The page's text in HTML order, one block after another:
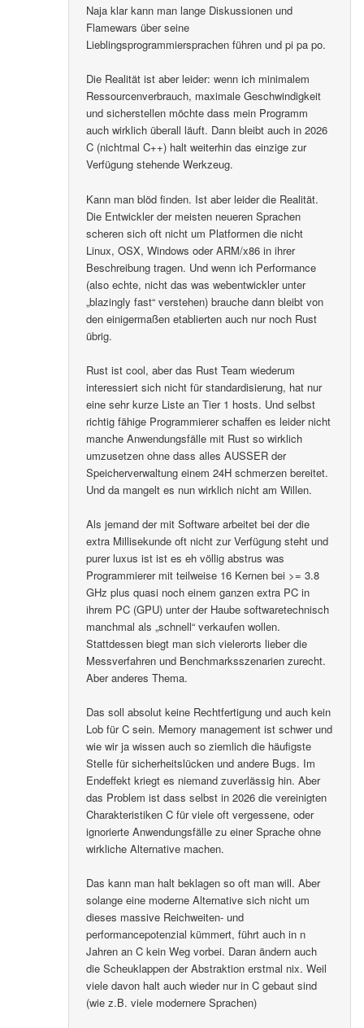
Naja klar kann man lange Diskussionen und
Flamewars über seine
Lieblingsprogrammiersprachen führen und pi pa po.
Die Realität ist aber leider: wenn ich minimalem
Ressourcenverbrauch, maximale Geschwindigkeit
und sicherstellen möchte dass mein Programm
auch wirklich überall läuft. Dann bleibt auch in 2026
C (nichtmal C++) halt weiterhin das einzige zur
Verfügung stehende Werkzeug.
Kann man blöd finden. Ist aber leider die Realität.
Die Entwickler der meisten neueren Sprachen
scheren sich oft nicht um Platformen die nicht
Linux, OSX, Windows oder ARM/x86 in ihrer
Beschreibung tragen. Und wenn ich Performance
(also echte, nicht das was webentwickler unter
„blazingly fast“ verstehen) brauche dann bleibt von
den einigermaßen etablierten auch nur noch Rust
übrig.
Rust ist cool, aber das Rust Team wiederum
interessiert sich nicht für standardisierung, hat nur
eine sehr kurze Liste an Tier 1 hosts. Und selbst
richtig fähige Programmierer schaffen es leider nicht
manche Anwendungsfälle mit Rust so wirklich
umzusetzen ohne dass alles AUSSER der
Speicherverwaltung einem 24H schmerzen bereitet.
Und da mangelt es nun wirklich nicht am Willen.
Als jemand der mit Software arbeitet bei der die
extra Millisekunde oft nicht zur Verfügung steht und
purer luxus ist ist es eh völlig abstrus was
Programmierer mit teilweise 16 Kernen bei >= 3.8
GHz plus quasi noch einem ganzen extra PC in
ihrem PC (GPU) unter der Haube softwaretechnisch
manchmal als „schnell“ verkaufen wollen.
Stattdessen biegt man sich vielerorts lieber die
Messverfahren und Benchmarksszenarien zurecht.
Aber anderes Thema.
Das soll absolut keine Rechtfertigung und auch kein
Lob für C sein. Memory management ist schwer und
wie wir ja wissen auch so ziemlich die häufigste
Stelle für sicherheitslücken und andere Bugs. Im
Endeffekt kriegt es niemand zuverlässig hin. Aber
das Problem ist dass selbst in 2026 die vereinigten
Charakteristiken C für viele oft vergessene, oder
ignorierte Anwendungsfälle zu einer Sprache ohne
wirkliche Alternative machen.
Das kann man halt beklagen so oft man will. Aber
solange eine moderne Alternative sich nicht um
dieses massive Reichweiten- und
performancepotenzial kümmert, führt auch in n
Jahren an C kein Weg vorbei. Daran ändern auch
die Scheuklappen der Abstraktion erstmal nix. Weil
viele davon halt auch wieder nur in C gebaut sind
(wie z.B. viele modernere Sprachen)